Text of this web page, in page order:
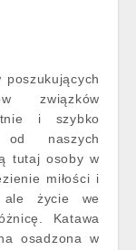
związków
i szybko
od naszych
tutaj osoby w
miłości i
ale życie we
Katawa
osadzona w